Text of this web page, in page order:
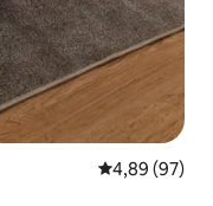
Gemiddelde
4,89 (97)